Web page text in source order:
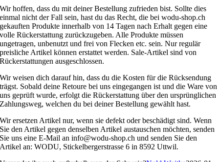
Wir hoffen, dass du mit deiner Bestellung zufrieden bist. Sollte dies
einmal nicht der Fall sein, hast du das Recht, die bei wodu-shop.ch
gekauften Produkte innerhalb von 14 Tagen nach Erhalt gegen eine
volle Rückerstattung zurückzugeben. Alle Produkte müssen
ungetragen, unbenutzt und frei von Flecken etc. sein. Nur regulär
preisliche Artikel können erstattet werden. Sale-Artikel sind von
Rückerstattungen ausgeschlossen.
Wir weisen dich darauf hin, dass du die Kosten für die Rücksendung
trägst. Sobald deine Retoure bei uns eingegangen ist und die Ware von
uns geprüft wurde, erfolgt die Rückerstattung über den ursprünglichen
Zahlungsweg, welchen du bei deiner Bestellung gewählt hast.
Wir ersetzen Artikel nur, wenn sie defekt oder beschädigt sind. Wenn
Sie den Artikel gegen denselben Artikel austauschen möchten, senden
Sie uns eine E-Mail an info@wodu-shop.ch und senden Sie den
Artikel an: WODU, Stickelbergerstrasse 6 in 8592 Uttwil.